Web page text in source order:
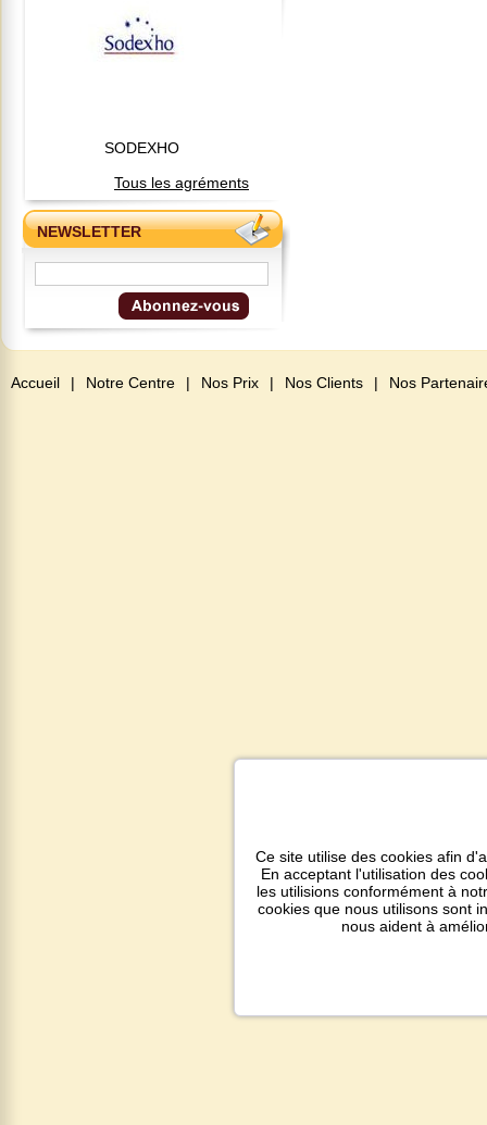
SODEXHO
Tous les agréments
NEWSLETTER
Accueil | Notre Centre | Nos Prix | Nos Clients | Nos
Ce site utilise des cookies afin
En acceptant l'utilisation des
les utilisions conformément à
cookies que nous utilisons sont
nous aident à